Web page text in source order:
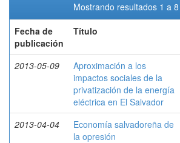
Mostrando resultados 1 a
Fecha de
publicación
Título
2013-05-09
Aproximación a los
impactos sociales de la
privatización de la energía
eléctrica en El Salvador
2013-04-04
Economía salvadoreña de
la opresión